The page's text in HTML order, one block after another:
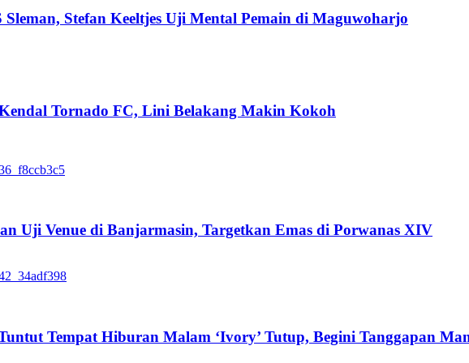
Stefan Keeltjes Uji Mental Pemain di Maguwoharjo
Tornado FC, Lini Belakang Makin Kokoh
Uji Venue di Banjarmasin, Targetkan Emas di Porwanas XIV
Tempat Hiburan Malam ‘Ivory’ Tutup, Begini Tanggapan